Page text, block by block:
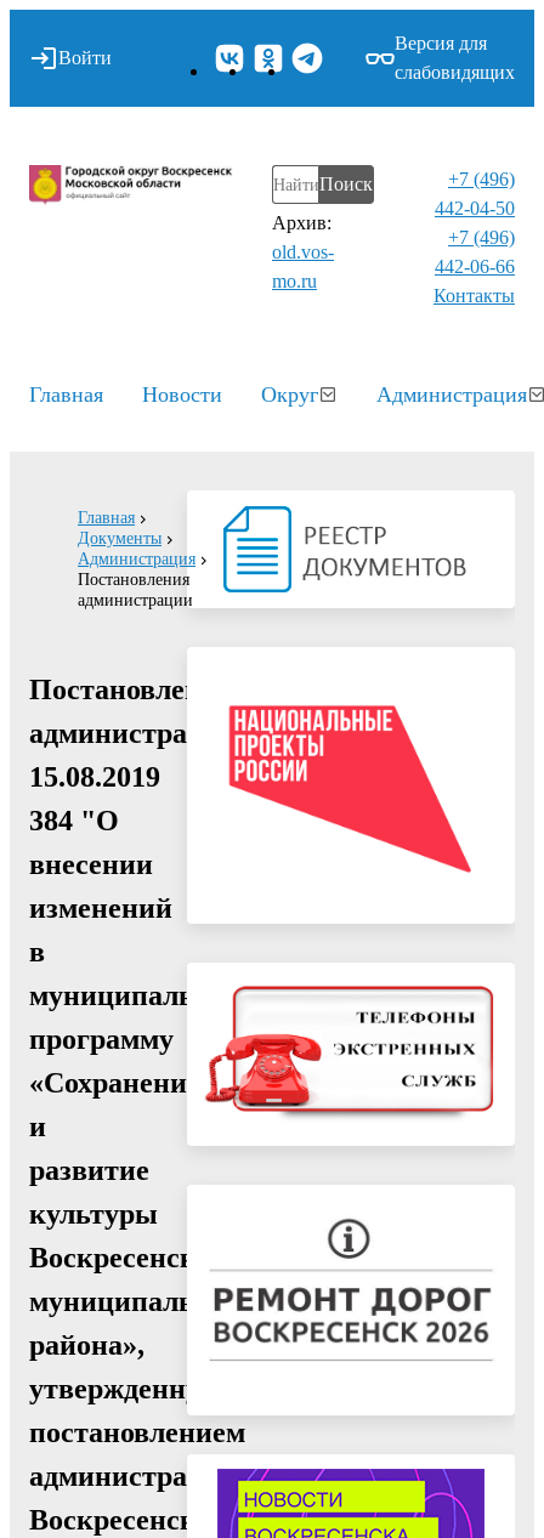
Войти
Версия для
слабовидящих
Поиск
Архив:
old.vos-
mo.ru
+7 (496)
442-04-50
+7 (496)
442-06-66
Контакты⁠
Главная Новости Округ Администрация
Главная
Документы
Администрация
Постановления
администрации
Постановление
администрации
15.08.2019
384 "О
внесении
изменений
в
муниципальную
программу
«Сохранение
и
развитие
культуры
Воскресенского
муниципального
района»,
утвержденную
постановлением
администрации
Воскресенского